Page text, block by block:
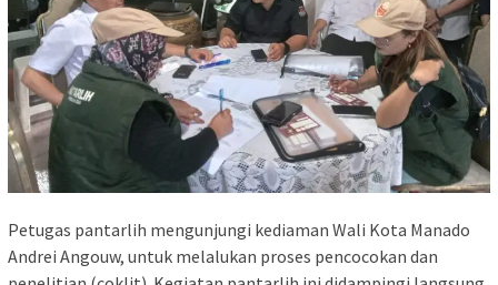
Petugas pantarlih mengunjungi kediaman Wali Kota Manado
Andrei Angouw, untuk melalukan proses pencocokan dan